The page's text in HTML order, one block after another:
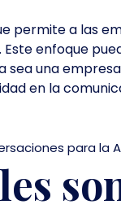
permite a las
Este enfoque
sea una
en la